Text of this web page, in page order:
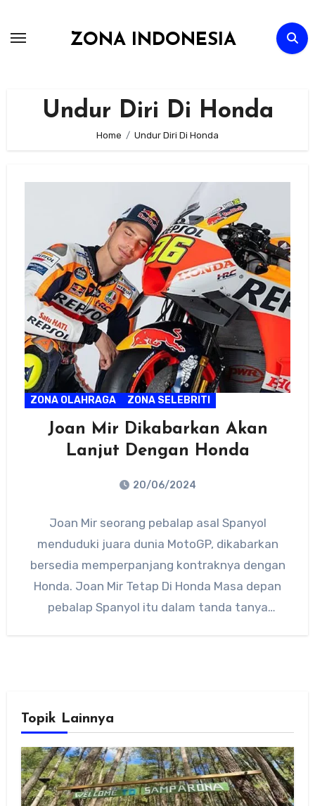
ZONA INDONESIA
Undur Diri Di Honda
Home Undur Diri Di Honda
ZONA OLAHRAGA ZONA SELEBRITI
Joan Mir Dikabarkan Akan
Lanjut Dengan Honda
20/06/2024
Comments
Joan Mir seorang pebalap asal Spanyol
menduduki juara dunia MotoGP, dikabarkan
bersedia memperpanjang kontraknya dengan
Honda. Joan Mir Tetap Di Honda Masa depan
pebalap Spanyol itu dalam tanda tanya
Topik Lainnya